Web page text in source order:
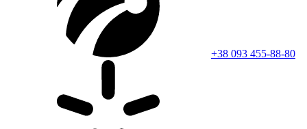
+38 093 455-88-80